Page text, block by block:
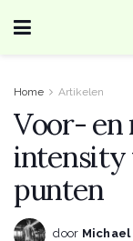
Home Artikelen
Voor- en
intensity
punten
door